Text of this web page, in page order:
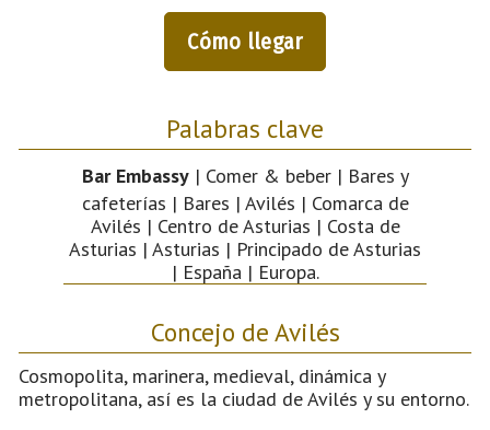
Cómo llegar
Palabras clave
Bar Embassy| Comer & beber | Bares y
cafeterías | Bares | Avilés | Comarca de
Avilés | Centro de Asturias | Costa de
Asturias | Asturias | Principado de Asturias
| España | Europa.
Concejo de Avilés
Cosmopolita, marinera, medieval, dinámica y
metropolitana, así es la ciudad de Avilés y su entorno.